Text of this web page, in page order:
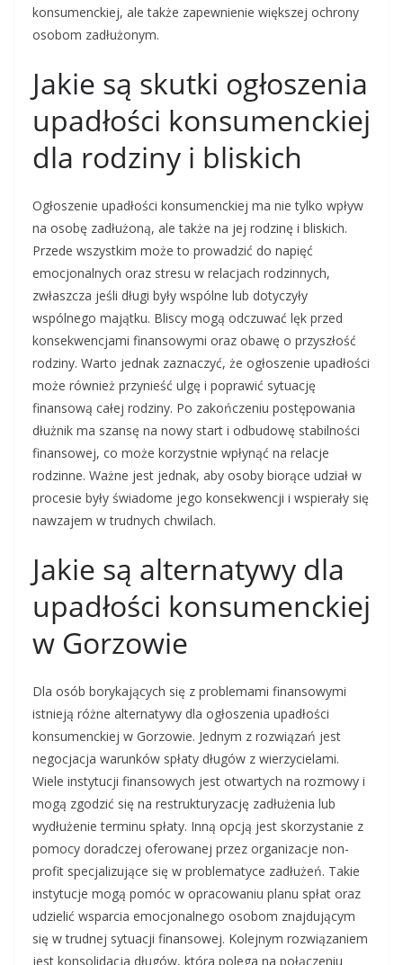
konsumenckiej, ale także zapewnienie większej ochrony
osobom zadłużonym.
Jakie są skutki ogłoszenia
upadłości konsumenckiej
dla rodziny i bliskich
Ogłoszenie upadłości konsumenckiej ma nie tylko wpływ
na osobę zadłużoną, ale także na jej rodzinę i bliskich.
Przede wszystkim może to prowadzić do napięć
emocjonalnych oraz stresu w relacjach rodzinnych,
zwłaszcza jeśli długi były wspólne lub dotyczyły
wspólnego majątku. Bliscy mogą odczuwać lęk przed
konsekwencjami finansowymi oraz obawę o przyszłość
rodziny. Warto jednak zaznaczyć, że ogłoszenie upadłości
może również przynieść ulgę i poprawić sytuację
finansową całej rodziny. Po zakończeniu postępowania
dłużnik ma szansę na nowy start i odbudowę stabilności
finansowej, co może korzystnie wpłynąć na relacje
rodzinne. Ważne jest jednak, aby osoby biorące udział w
procesie były świadome jego konsekwencji i wspierały się
nawzajem w trudnych chwilach.
Jakie są alternatywy dla
upadłości konsumenckiej
w Gorzowie
Dla osób borykających się z problemami finansowymi
istnieją różne alternatywy dla ogłoszenia upadłości
konsumenckiej w Gorzowie. Jednym z rozwiązań jest
negocjacja warunków spłaty długów z wierzycielami.
Wiele instytucji finansowych jest otwartych na rozmowy i
mogą zgodzić się na restrukturyzację zadłużenia lub
wydłużenie terminu spłaty. Inną opcją jest skorzystanie z
pomocy doradczej oferowanej przez organizacje non-
profit specjalizujące się w problematyce zadłużeń. Takie
instytucje mogą pomóc w opracowaniu planu spłat oraz
udzielić wsparcia emocjonalnego osobom znajdującym
się w trudnej sytuacji finansowej. Kolejnym rozwiązaniem
jest konsolidacja długów, która polega na połączeniu